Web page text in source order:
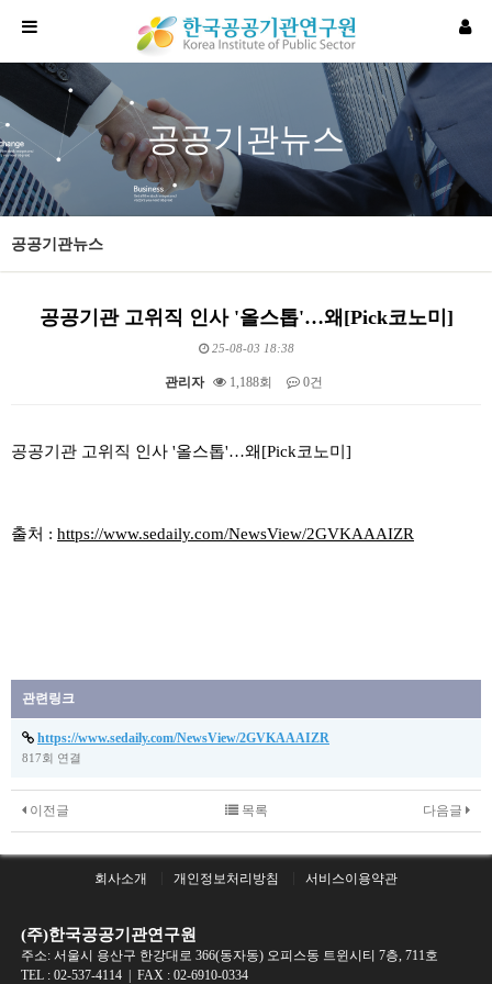
공공기관뉴스
공공기관뉴스
공공기관 고위직 인사 '올스톱'…왜[Pick코노미]
25-08-03 18:38
관리자 1,188회 0건
공공기관 고위직 인사 '올스톱'…왜[Pick코노미]
출처 : https://www.sedaily.com/NewsView/2GVKAAAIZR
관련링크
https://www.sedaily.com/NewsView/2GVKAAAIZR
817회 연결
이전글 다음글
목록
회사소개 개인정보처리방침 서비스이용약관
(주)한국공공기관연구원
주소: 서울시 용산구 한강대로 366(동자동) 오피스동 트윈시티 7층, 711호
TEL : 02-537-4114| FAX : 02-6910-0334